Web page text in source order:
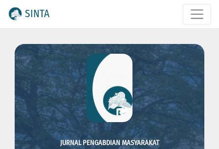
SINTA
JURNAL PENGABDIAN MASYARAKAT